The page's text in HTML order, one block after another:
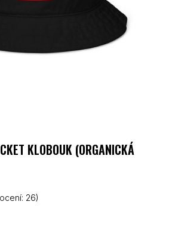
KLOBOUK (ORGANICKÁ
26)